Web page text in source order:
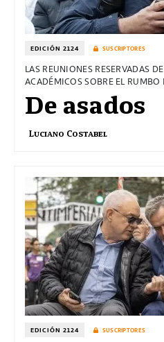
EDICIÓN 2124 SUSCRIPTORES
LAS REUNIONES RESERVADAS
ACADÉMICOS SOBRE EL RUMBO
De asados
Luciano Costabel
EDICIÓN 2124 SUSCRIPTORES